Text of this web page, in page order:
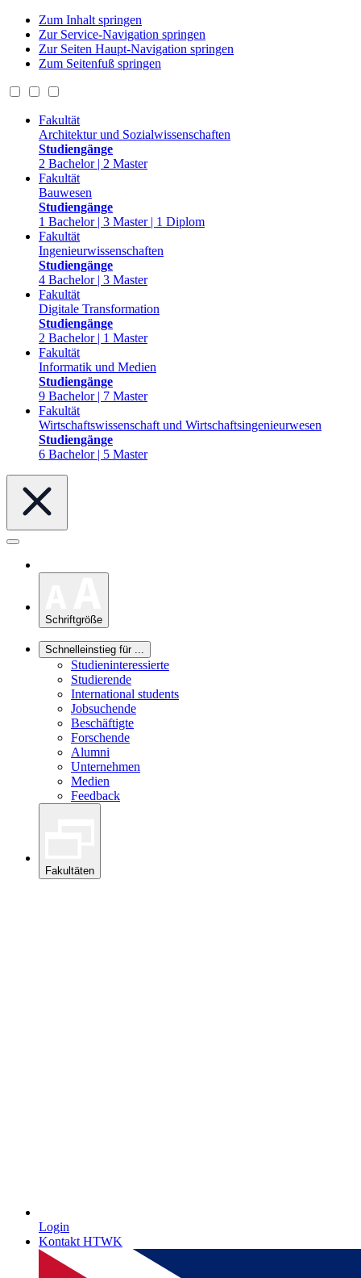
Zum Inhalt springen
Zur Service-Navigation springen
Zur Seiten Haupt-Navigation springen
Zum Seitenfuß springen
Fakultät
Architektur und Sozialwissenschaften
Studiengänge
2 Bachelor | 2 Master
Fakultät
Bauwesen
Studiengänge
1 Bachelor | 3 Master | 1 Diplom
Fakultät
Ingenieurwissenschaften
Studiengänge
4 Bachelor | 3 Master
Fakultät
Digitale Transformation
Studiengänge
2 Bachelor | 1 Master
Fakultät
Informatik und Medien
Studiengänge
9 Bachelor | 7 Master
Fakultät
Wirtschaftswissenschaft und Wirtschaftsingenieurwesen
Studiengänge
6 Bachelor | 5 Master
Schriftgröße
Schnelleinstieg für ...
Studieninteressierte
Studierende
International students
Jobsuchende
Beschäftigte
Forschende
Alumni
Unternehmen
Medien
Feedback
Fakultäten
Login
Kontakt HTWK